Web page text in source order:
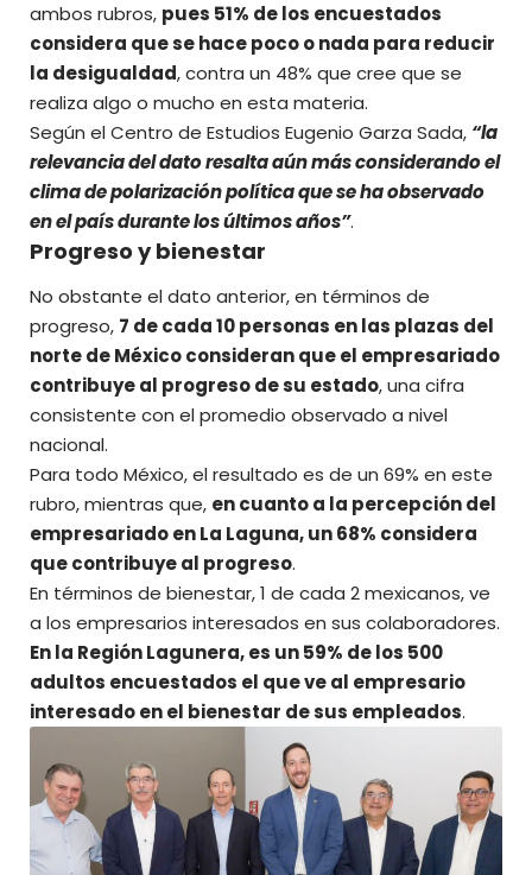
ambos rubros, pues 51% de los encuestados
considera que se hace poco o nada para reducir
la desigualdad, contra un 48% que cree que se
realiza algo o mucho en esta materia.
Según el Centro de Estudios Eugenio Garza Sada, “la
relevancia del dato resalta aún más considerando el
clima de polarización política que se ha observado
en el país durante los últimos años”.
Progreso y bienestar
No obstante el dato anterior, en términos de
progreso, 7 de cada 10 personas en las plazas del
norte de México consideran que el empresariado
contribuye al progreso de su estado, una cifra
consistente con el promedio observado a nivel
nacional.
Para todo México, el resultado es de un 69% en este
rubro, mientras que, en cuanto a la percepción del
empresariado en La Laguna, un 68% considera
que contribuye al progreso.
En términos de bienestar, 1 de cada 2 mexicanos, ve
a los empresarios interesados en sus colaboradores.
En la Región Lagunera, es un 59% de los 500
adultos encuestados el que ve al empresario
interesado en el bienestar de sus empleados.